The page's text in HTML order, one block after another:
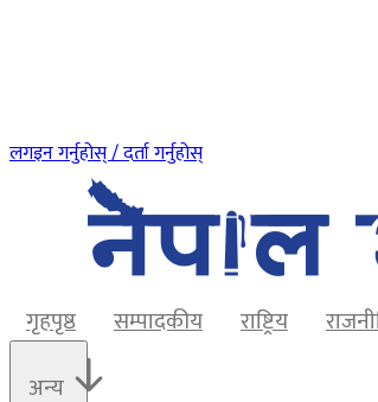
लगइन गर्नुहोस् / दर्ता गर्नुहोस्
गृहपृष्ठ सम्पादकीय राष्ट्रिय
अन्य